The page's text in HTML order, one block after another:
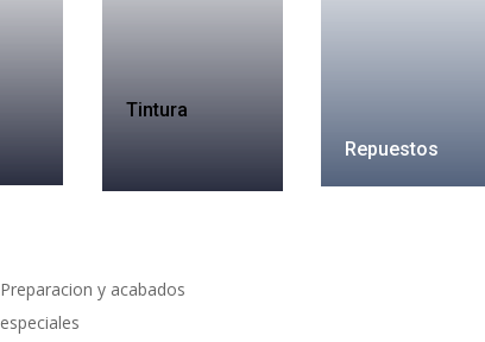
Tintura
Repuestos
Preparacion y acabados
especiales